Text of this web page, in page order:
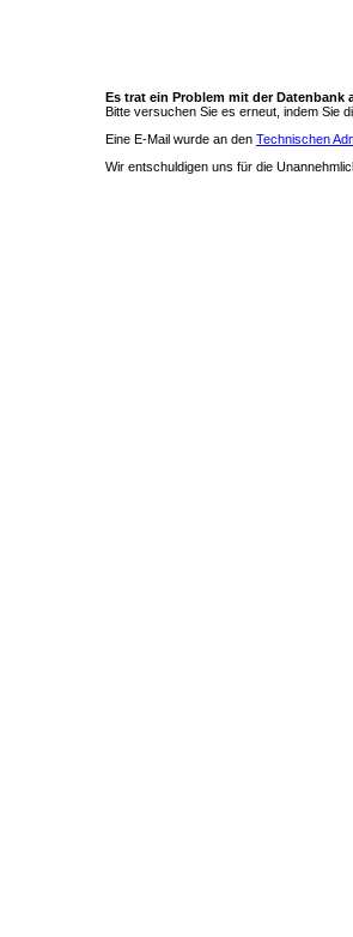
Es trat ein Problem mit der Datenbank
Bitte versuchen Sie es erneut, indem Sie
Eine E-Mail wurde an den Technischen
Wir entschuldigen uns für die